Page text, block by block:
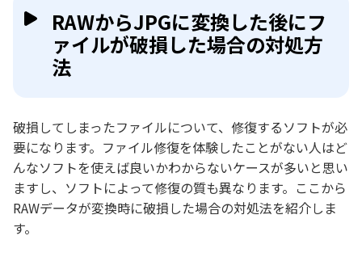
RAWからJPGに変換した後にフ
ァイルが破損した場合の対処方
法
破損してしまったファイルについて、修復するソフトが必
要になります。ファイル修復を体験したことがない人はど
んなソフトを使えば良いかわからないケースが多いと思い
ますし、ソフトによって修復の質も異なります。ここから
RAWデータが変換時に破損した場合の対処法を紹介しま
す。